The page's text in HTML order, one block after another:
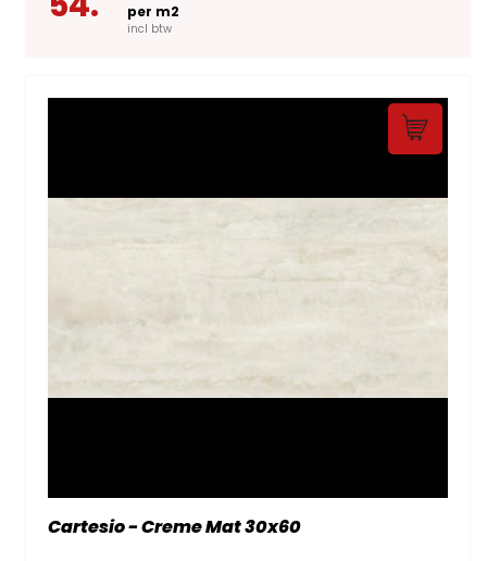
per m2
incl btw
Cartesio - Creme Mat 30x60